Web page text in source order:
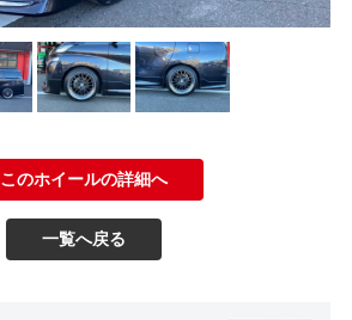
このホイールの詳細へ
一覧へ戻る